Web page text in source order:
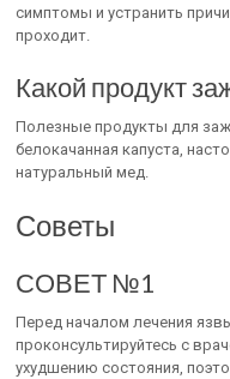
симптомы и устранить
проходит.
Какой продукт
Полезные продукты для
белокачанная капуста,
натуральный мед.
Советы
СОВЕТ №1
Перед началом лечения
проконсультируйтесь с
ухудшению состояния,